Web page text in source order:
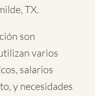
TX.
son
varios
salarios
y necesidades